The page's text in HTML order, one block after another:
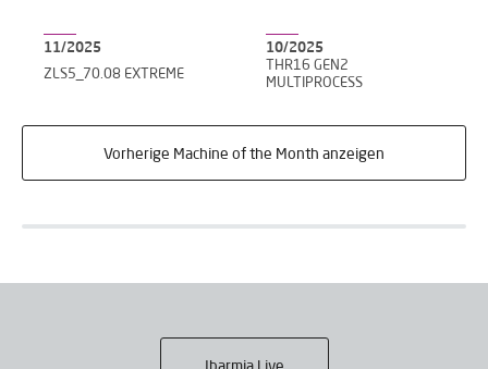
11/2025
ZLS5_70.08 EXTREME
10/2025
THR16 GEN2
MULTIPROCESS
Vorherige Machine of the Month anzeigen